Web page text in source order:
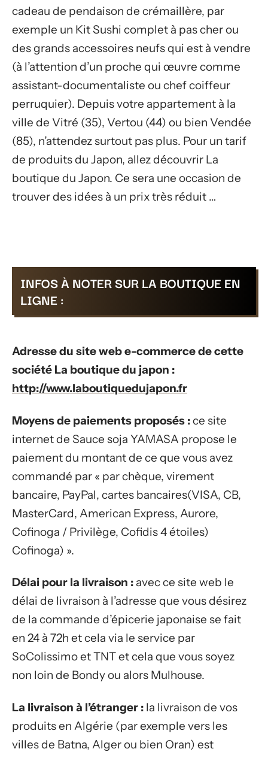
cadeau de pendaison de crémaillère, par
exemple un Kit Sushi complet à pas cher ou
des grands accessoires neufs qui est à vendre
(à l’attention d’un proche qui œuvre comme
assistant-documentaliste ou chef coiffeur
perruquier). Depuis votre appartement à la
ville de Vitré (35), Vertou (44) ou bien Vendée
(85), n’attendez surtout pas plus. Pour un tarif
de produits du Japon, allez découvrir La
boutique du Japon. Ce sera une occasion de
trouver des idées à un prix très réduit …
INFOS À NOTER SUR LA BOUTIQUE EN
LIGNE :
Adresse du site web e-commerce de cette
société La boutique du japon :
http://www.laboutiquedujapon.fr
Moyens de paiements proposés :ce site
internet de Sauce soja YAMASA propose le
paiement du montant de ce que vous avez
commandé par « par chèque, virement
bancaire, PayPal, cartes bancaires(VISA, CB,
MasterCard, American Express, Aurore,
Cofinoga / Privilège, Cofidis 4 étoiles)
Cofinoga) ».
Délai pour la livraison : avec ce site web le
délai de livraison à l’adresse que vous désirez
de la commande d’épicerie japonaise se fait
en 24 à 72h et cela via le service par
SoColissimo et TNT et cela que vous soyez
non loin de Bondy ou alors Mulhouse.
La livraison à l’étranger : la livraison de vos
produits en Algérie (par exemple vers les
villes de Batna, Alger ou bien Oran) est